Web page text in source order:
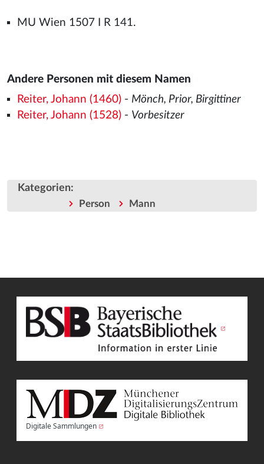
MU Wien 1507 I R 141.
Andere Personen mit diesem Namen
Reiter, Johann (1460)- Mönch, Prior, Birgittiner
Reiter, Johann (1528)- Vorbesitzer
Kategorien:
Person Mann
Digitale Sammlungen